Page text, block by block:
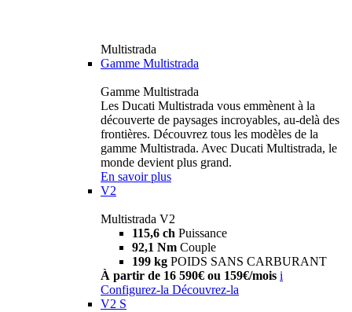
Multistrada
Gamme Multistrada
Gamme Multistrada
Les Ducati Multistrada vous emmènent à la
découverte de paysages incroyables, au-delà des
frontières. Découvrez tous les modèles de la
gamme Multistrada. Avec Ducati Multistrada, le
monde devient plus grand.
En savoir plus
V2
Multistrada V2
115,6 ch Puissance
92,1 Nm Couple
199 kg POIDS SANS CARBURANT
À partir de 16 590€ ou 159€/mois i
Configurez-la Découvrez-la
V2 S